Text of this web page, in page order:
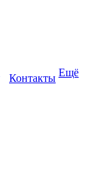
Контакты Ещё